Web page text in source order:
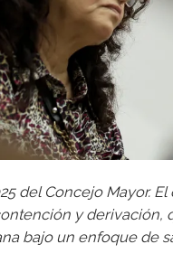
del Concejo Mayor.
y derivación,
bajo un enfoque de